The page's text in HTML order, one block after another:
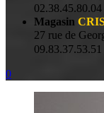
02.38.45.80.04
Magasin
27 rue de
09.83.37.53.51
0